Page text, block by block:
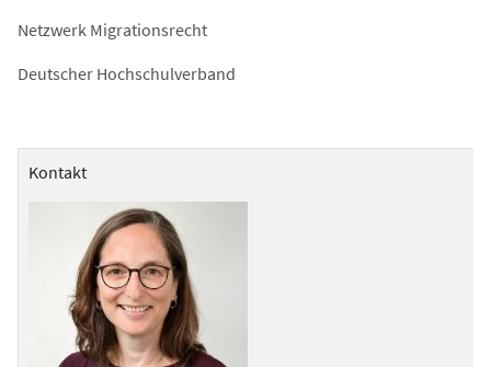
Netzwerk Migrationsrecht
Deutscher Hochschulverband
Kontakt